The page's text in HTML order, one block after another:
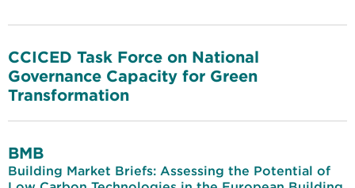
CCICED Task Force on National
Governance Capacity for Green
Transformation
BMB
Building Market Briefs: Assessing the Potential of